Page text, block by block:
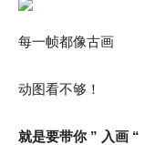
每一帧都像古画
动图看不够！
就是要带你 ” 入画 “